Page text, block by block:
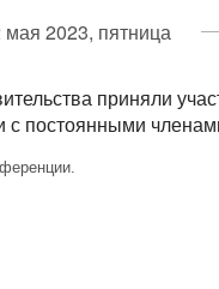
мая 2023, пятница
приняли
постоянными